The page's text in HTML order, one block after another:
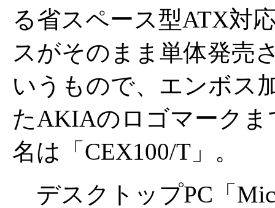
る省スペース型ATX対
スがそのまま単体発売
いうもので、エンボス
たAKIAのロゴマーク
名は「CEX100/T」。
デスクトップPC「